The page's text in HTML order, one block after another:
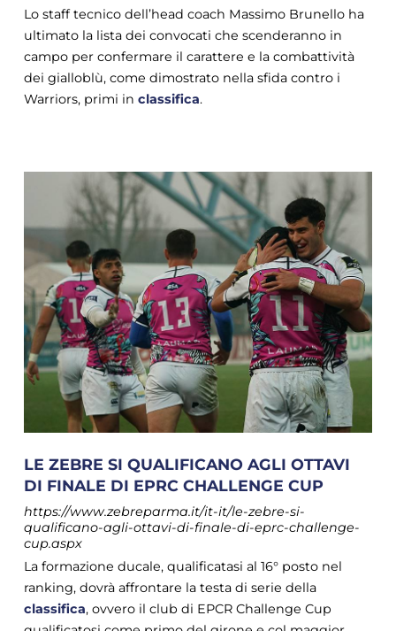
Lo staff tecnico dell’head coach Massimo Brunello ha
ultimato la lista dei convocati che scenderanno in
campo per confermare il carattere e la combattività
dei gialloblù, come dimostrato nella sfida contro i
Warriors, primi in classifica.
LE ZEBRE SI QUALIFICANO AGLI OTTAVI
DI FINALE DI EPRC CHALLENGE CUP
https://www.zebreparma.it/it-it/le-zebre-si-
qualificano-agli-ottavi-di-finale-di-eprc-challenge-
cup.aspx
La formazione ducale, qualificatasi al 16° posto nel
ranking, dovrà affrontare la testa di serie della
classifica, ovvero il club di EPCR Challenge Cup